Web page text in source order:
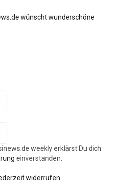
wünscht wunderschöne
weekly erklärst Du dich
einverstanden.
widerrufen.